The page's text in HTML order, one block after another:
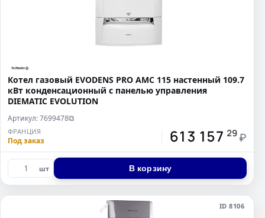
Котел газовый EVODENS PRO AMC 115 настенный 109.7
кВт конденсационный c панелью управления
DIEMATIC EVOLUTION
Артикул: 7699478⧉
ФРАНЦИЯ
Под заказ 613 157 29 ₽
шт В корзину
ID 8106